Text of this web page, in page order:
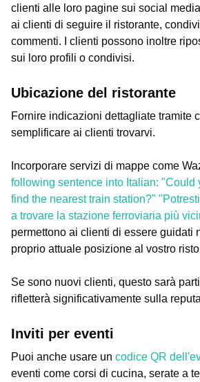
clienti alle loro pagine sui social
ai clienti di seguire il ristorante,
commenti. I clienti possono inoltre
sui loro profili o condivisi.
Ubicazione del ristorante
Fornire indicazioni dettagliate tramite
semplificare ai clienti trovarvi.
Incorporare servizi di mappe come
following sentence into Italian: "Could
find the nearest train station?"
a trovare la stazione ferroviaria più
permettono ai clienti di essere guidati
proprio attuale posizione al vostro
Se sono nuovi clienti, questo sarà
rifletterà significativamente sulla
Inviti per eventi
Puoi anche usare un codice QR
eventi come corsi di cucina, serate a